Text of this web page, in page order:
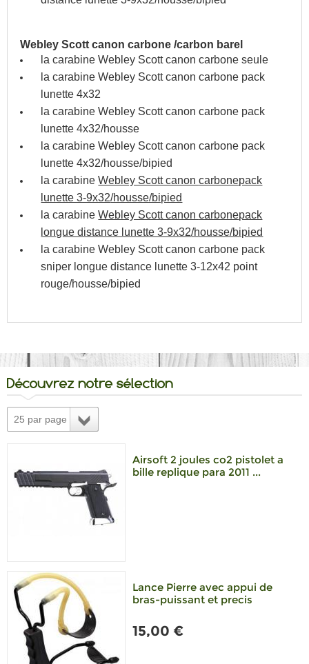
Webley Scott canon carbone /carbon barel
la carabine Webley Scott canon carbone seule
la carabine Webley Scott canon carbone pack
lunette 4x32
la carabine Webley Scott canoncarbone pack
lunette 4x32/housse
la carabine Webley Scott canoncarbone pack
lunette 4x32/housse/bipied
la carabineWebley Scott canoncarbonepack
lunette 3-9x32/housse/bipied
la carabineWebley Scott canoncarbonepack
longue distance lunette 3-9x32/housse/bipied
la carabine Webley Scott canoncarbone pack
sniper longue distance lunette 3-12x42 point
rouge/housse/bipied
Découvrez notre sélection
25 par page
Airsoft 2 joules co2 pistolet a
bille replique para 2011 ...
Lance Pierre avec appui de
bras-puissant et precis
15,00 €